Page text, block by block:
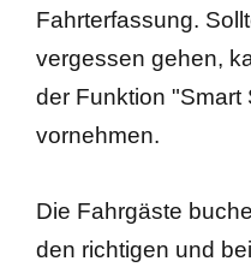
Fahrterfassung.
vergessen gehen,
der Funktion "Smart
vornehmen.
Die Fahrgäste
den richtigen und